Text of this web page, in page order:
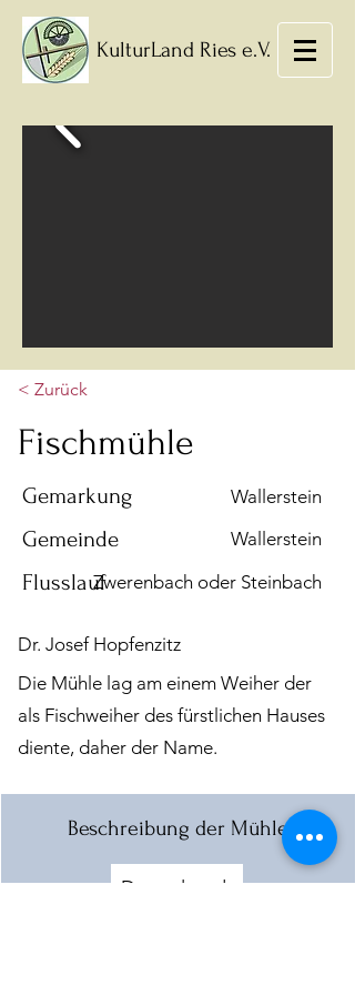
KulturLand Ries e.V.
< Zurück
Fischmühle
Wallerstein
Gemarkung
Wallerstein
Gemeinde
Zwerenbach oder Steinbach
Flusslauf
Dr. Josef Hopfenzitz
Die Mühle lag am einem Weiher der
als Fischweiher des fürstlichen Hauses
diente, daher der Name.
Beschreibung der Mühle
Download